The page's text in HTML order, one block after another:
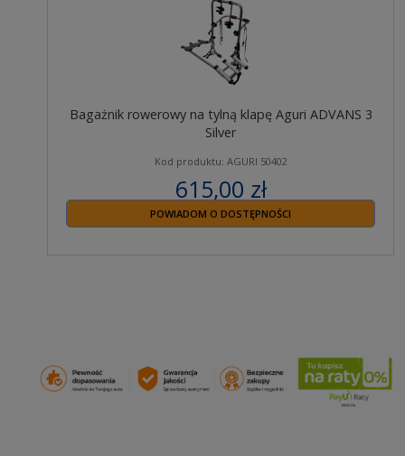
Bagażnik rowerowy na tylną klapę Aguri ADVANS 3
Silver
Kod produktu: AGURI 50402
615,00 zł
zawiera 23% VAT
POWIADOM O DOSTĘPNOŚCI